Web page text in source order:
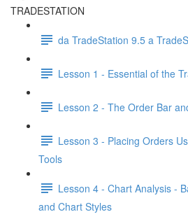
TRADESTATION
da TradeStation 9.5 a
Lesson 1 - Essential of the
Lesson 2 - The Order Bar
Lesson 3 - Placing Orders
Tools
Lesson 4 - Chart Analysis -
and Chart Styles